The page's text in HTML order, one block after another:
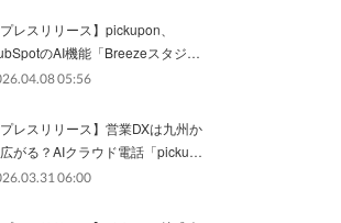
プレスリリース】pickupon、
のAI機能「Breezeスタジ…
05:56
プレスリリース】営業DXは九州か
がる？AIクラウド電話「picku…
06:00